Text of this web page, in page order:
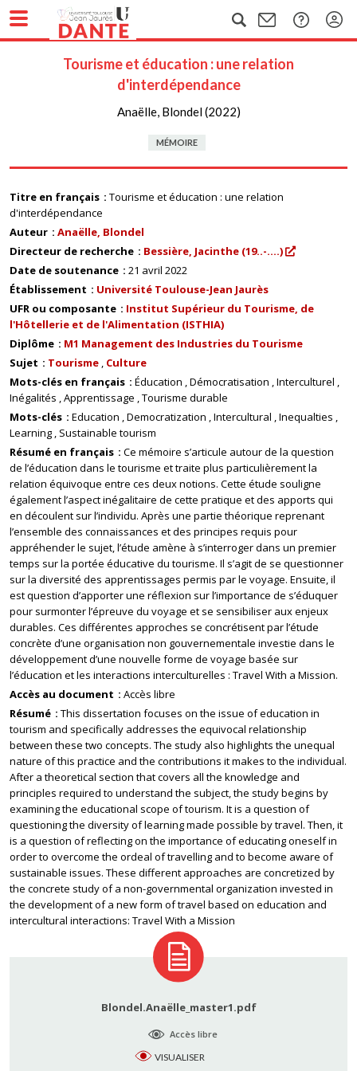
Tourisme et éducation : une relation
d'interdépendance
Anaëlle, Blondel (2022)
MÉMOIRE
Titre en français
Tourisme et éducation : une relation
d'interdépendance
Auteur
Anaëlle, Blondel
Directeur de recherche
Bessière, Jacinthe (19..-....)
Date de soutenance
21 avril 2022
Établissement
Université Toulouse-Jean Jaurès
UFR ou composante
Institut Supérieur du Tourisme, de
l'Hôtellerie et de l'Alimentation (ISTHIA)
Diplôme
M1 Management des Industries du Tourisme
Sujet
Tourisme Culture
Mots-clés en français
Éducation Démocratisation Interculturel
Inégalités Apprentissage Tourisme durable
Mots-clés
Education Democratization Intercultural Inequalties
Learning Sustainable tourism
Résumé en français
Ce mémoire s’articule autour de la question
de l’éducation dans le tourisme et traite plus particulièrement la
relation équivoque entre ces deux notions. Cette étude souligne
également l’aspect inégalitaire de cette pratique et des apports qui
en découlent sur l’individu. Après une partie théorique reprenant
l’ensemble des connaissances et des principes requis pour
appréhender le sujet, l’étude amène à s’interroger dans un premier
temps sur la portée éducative du tourisme. Il s’agit de se questionner
sur la diversité des apprentissages permis par le voyage. Ensuite, il
est question d’apporter une réflexion sur l’importance de s’éduquer
pour surmonter l’épreuve du voyage et se sensibiliser aux enjeux
durables. Ces différentes approches se concrétisent par l’étude
concrète d’une organisation non gouvernementale investie dans le
développement d’une nouvelle forme de voyage basée sur
l’éducation et les interactions interculturelles : Travel With a Mission.
Accès au document
Accès libre
Résumé
This dissertation focuses on the issue of education in
tourism and specifically addresses the equivocal relationship
between these two concepts. The study also highlights the unequal
nature of this practice and the contributions it makes to the individual.
After a theoretical section that covers all the knowledge and
principles required to understand the subject, the study begins by
examining the educational scope of tourism. It is a question of
questioning the diversity of learning made possible by travel. Then, it
is a question of reflecting on the importance of educating oneself in
order to overcome the ordeal of travelling and to become aware of
sustainable issues. These different approaches are concretized by
the concrete study of a non-governmental organization invested in
the development of a new form of travel based on education and
intercultural interactions: Travel With a Mission
Blondel.Anaëlle_master1.pdf
Accès libre
VISUALISER